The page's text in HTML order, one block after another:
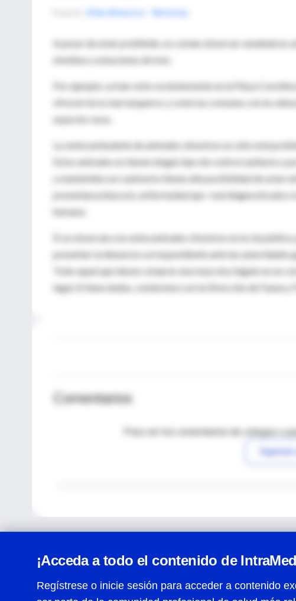
Vida Silvestre - Noticias
A pesar de estar prohibido, es común observar
ómnibus y estaciones de tren.
Por ejemplo, se han visto recientemente en la Plaza
ofrecen loros barranqueros y cotorras comunes con la
especies raras.
La venta ambulante de animales silvestres no sólo está
Estos animales no tienen ningún tipo de control sanitario y
y mantenidos en cautiverio tienen alta posibilidad de estar
presentan psitacosis, enfermedad que -mal diagnosticada
humano.
Si se observan a la venta animales silvestres en la vía
presentar la denuncia correspondiente ante las
Todo aquel que desee comprar una mascota, hágalo en un
legal. Si tiene dudas, contáctese con la Dirección de Fauna
Comentarios
Para ver los comentarios de colegas o
Ingresar
¡Acceda a todo el contenido de
Regístrese o inicie sesión para acceder a contenido